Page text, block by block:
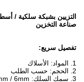
التزيين بشبكة سلكية /
صناعة التخزين
تفصيل سريع: